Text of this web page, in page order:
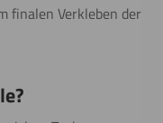
finalen Verkleben der